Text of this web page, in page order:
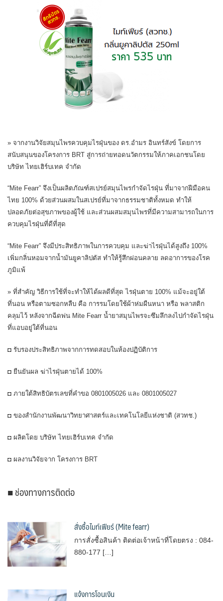
» จากงานวิจัยสมุนไพรควบคุมไรฝุ่นของ ดร.อำมร อินทร์สังข์ โดยการ
สนับสนุนของโครงการ BRT สู่การถ่ายทอดนวัตกรรมให้ภาคเอกชนโดย
บริษัท ไทยเฮิร์บเทค จำกัด
“Mite Fearr” จึงเป็นผลิตภัณฑ์สเปรย์สมุนไพรกำจัดไรฝุ่น ที่มาจากฝีมือคน
ไทย 100% ด้วยส่วนผสมในสเปรย์ที่มาจากธรรมชาติทั้งหมด ทำให้
ปลอดภัยต่อสุขภาพของผู้ใช้ และส่วนผสมสมุนไพรที่มีความสามารถในการ
ควบคุมไรฝุ่นที่ดีที่สุด
“Mite Fearr” จึงมีประสิทธิภาพในการควบคุม และฆ่าไรฝุ่นได้สูงถึง 100%
เพิ่มกลิ่นหอมจากน้ำมันยูคาลิปตัส ทำให้รู้สึกผ่อนคลาย ลดอาการของโรค
ภูมิแพ้
» ที่สำคัญ วิธีการใช้ที่จะทำให้ได้ผลดีที่สุด ไรฝุ่นตาย 100% แม้จะอยู่ใต้
ที่นอน หรือตามซอกหลืบ คือ การรมโดยใช้ผ้าห่มผืนหนา หรือ พลาสติก
คลุมไว้ หลังจากฉีดพ่น Mite Fearr น้ำยาสมุนไพรจะซึมลึกลงไปกำจัดไรฝุ่น
ที่แอบอยู่ใต้ที่นอน
◘ รับรองประสิทธิภาพจากการทดสอบในห้องปฏิบัติการ
◘ ยืนยันผล ฆ่าไรฝุ่นตายได้ 100%
◘ ภายใต้สิทธิบัตรเลขที่คำขอ 0801005026 และ 0801005027
◘ ของสำนักงานพัฒนาวิทยาศาสตร์และเทคโนโลยีแห่งชาติ (สวทช.)
◘ ผลิตโดย บริษัท ไทยเฮิร์บเทค จำกัด
◘ ผลงานวิจัยจาก โครงการ BRT
■ ช่องทางการติดต่อ
สั่งซื้อไมท์เฟียร์ (Mite fearr)
การสั่งซื้อสินค้า ติดต่อเจ้าหน้าที่โดยตรง : 084-
880-177 […]
แจ้งการโอนเงิน